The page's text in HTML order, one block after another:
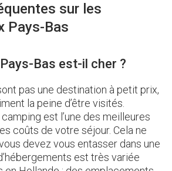
sur les
Pays-Bas
Bas est-il cher ?
pas une destination à petit prix,
la peine d’être visités.
est l’une des meilleures
coûts de votre séjour. Cela ne
devez vous entasser dans une
est très variée